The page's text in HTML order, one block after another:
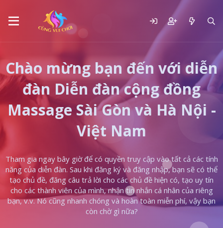
Chào mừng bạn đến với diễn
đàn Diễn đàn cộng đồng
Massage Sài Gòn và Hà Nội -
Việt Nam
Tham gia ngay bây giờ để có quyền truy cập vào tất cả các tính
năng của diễn đàn. Sau khi đăng ký và đăng nhập, bạn sẽ có thể
tạo chủ đề, đăng câu trả lời cho các chủ đề hiện có, tạo uy tín
cho các thành viên của mình, nhận tin nhắn cá nhân của riêng
bạn, v.v. Nó cũng nhanh chóng và hoàn toàn miễn phí, vậy bạn
còn chờ gì nữa?